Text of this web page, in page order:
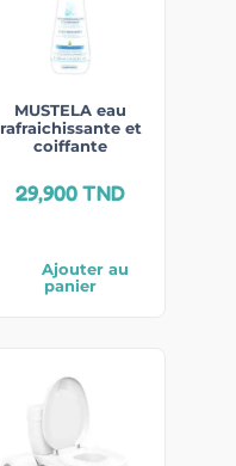
MUSTELA eau
rafraichissante et
coiffante
29,900TND
Ajouter au
panier